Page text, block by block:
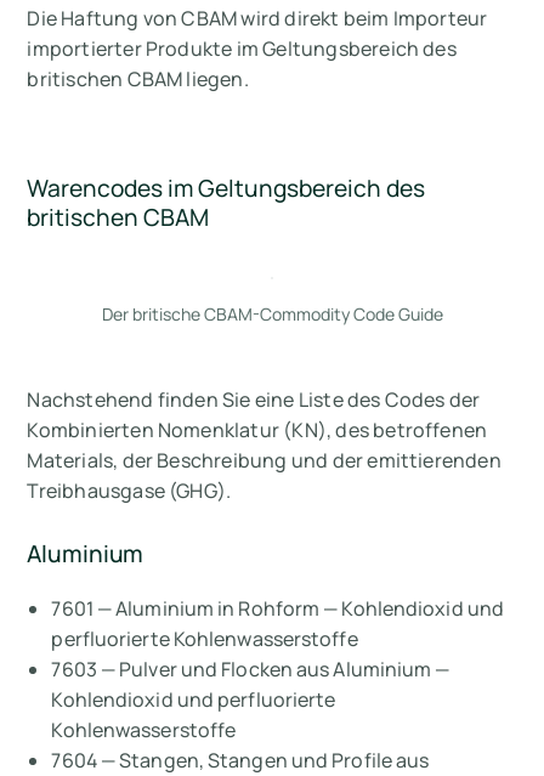
Die Haftung von CBAM wird direkt beim Importeur
importierter Produkte im Geltungsbereich des
britischen CBAM liegen.
Warencodes im Geltungsbereich des
britischen CBAM
Der britische CBAM-Commodity Code Guide
Nachstehend finden Sie eine Liste des Codes der
Kombinierten Nomenklatur (KN), des betroffenen
Materials, der Beschreibung und der emittierenden
Treibhausgase (GHG).
Aluminium
7601 — Aluminium in Rohform — Kohlendioxid und
perfluorierte Kohlenwasserstoffe
7603 — Pulver und Flocken aus Aluminium —
Kohlendioxid und perfluorierte
Kohlenwasserstoffe
7604 — Stangen, Stangen und Profile aus